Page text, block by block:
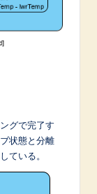
グで完了す
状態と分離
ている。